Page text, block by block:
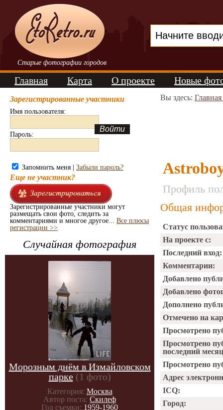
Старые фотографии городов
Главная Карта О проекте Новые
Зарегистрированные участники
Имя пользователя:
Пароль:
Запомнить меня | Забыли пароль?
Еще не участник?
Зарегистрированные участники могут
размещать свои фото, следить за
комментариями и многое другое... Все плюсы
регистрации >>
Случайная фотография
Морозным днём в Измайловском
парке (1 фото)
Категория: Москва
Автор поста: Скилеф
Год съемки: 1959-1960
Вы здесь:
Профиль
Общая
Статус
На проекте с:
Последний вход:
Комментарии:
Добавлено
Добавлено
Дополнено
Отмечено на
Просмотрено
Просмотрено
последний
Просмотрено
Адрес
ICQ:
Город: